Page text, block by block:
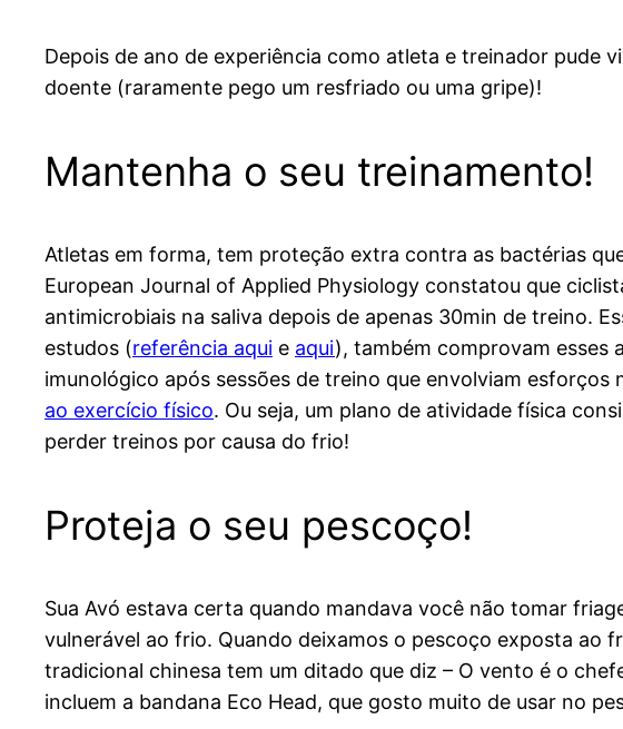
Depois de ano de experiência como atleta e treinador pude
doente (raramente pego um resfriado ou uma gripe)!
Mantenha o seu treinamento!
Atletas em forma, tem proteção extra contra as bactérias
European Journal of Applied Physiology constatou que
antimicrobiais na saliva depois de apenas 30min de treino.
estudos (referência aqui e aqui), também comprovam esses
imunológico após sessões de treino que envolviam esforços
ao exercício físico. Ou seja, um plano de atividade física
perder treinos por causa do frio!
Proteja o seu pescoço!
Sua Avó estava certa quando mandava você não tomar
vulnerável ao frio. Quando deixamos o pescoço exposta ao
tradicional chinesa tem um ditado que diz – O vento é o
incluem a bandana Eco Head, que gosto muito de usar no